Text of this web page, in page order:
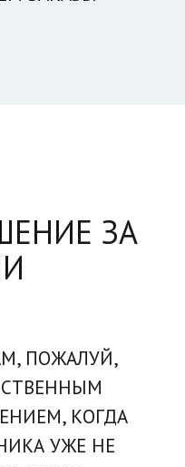
ЗА
ПОЖАЛУЙ,
КОГДА
УЖЕ НЕ